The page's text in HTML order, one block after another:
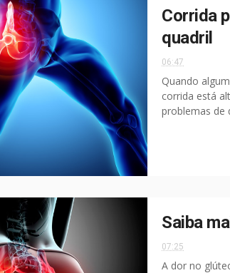
Corrida
quadril
06:47
Quando
corrida está
problemas de
Saiba
07:25
A dor no